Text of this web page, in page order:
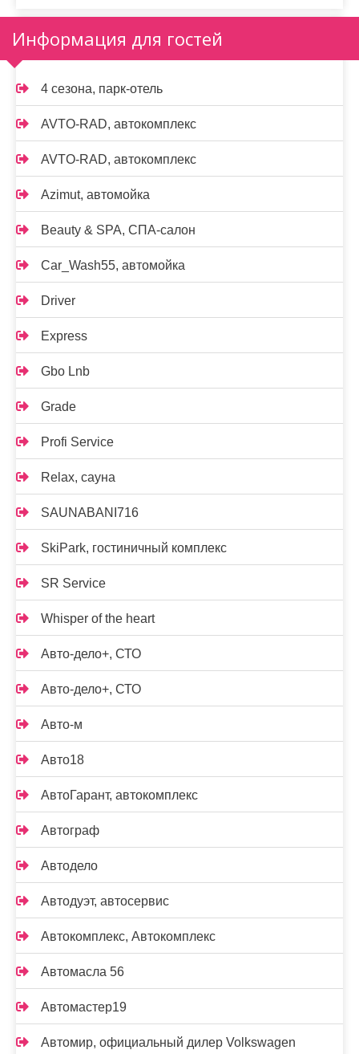
Информация для гостей
4 сезона, парк-отель
AVTO-RAD, автокомплекс
AVTO-RAD, автокомплекс
Azimut, автомойка
Beauty & SPA, СПА-салон
Car_Wash55, автомойка
Driver
Express
Gbo Lnb
Grade
Profi Service
Relax, сауна
SAUNABANI716
SkiPark, гостиничный комплекс
SR Service
Whisper of the heart
Авто-дело+, СТО
Авто-дело+, СТО
Авто-м
Авто18
АвтоГарант, автокомплекс
Автограф
Автодело
Автодуэт, автосервис
Автокомплекс, Автокомплекс
Автомасла 56
Автомастер19
Автомир, официальный дилер Volkswagen